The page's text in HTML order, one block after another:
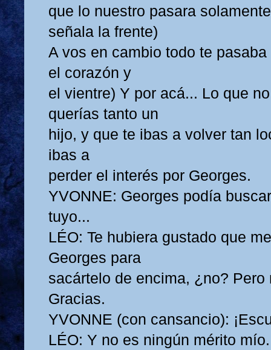
que lo nuestro pasara
señala la frente)
A vos en cambio todo te
el corazón y
el vientre) Y por acá... Lo que
querías tanto un
hijo, y que te ibas a volver tan
ibas a
perder el interés por Georges.
YVONNE: Georges podía
tuyo...
LÉO: Te hubiera gustado que
Georges para
sacártelo de encima, ¿no? Pero
Gracias.
YVONNE (con cansancio):
LÉO: Y no es ningún mérito